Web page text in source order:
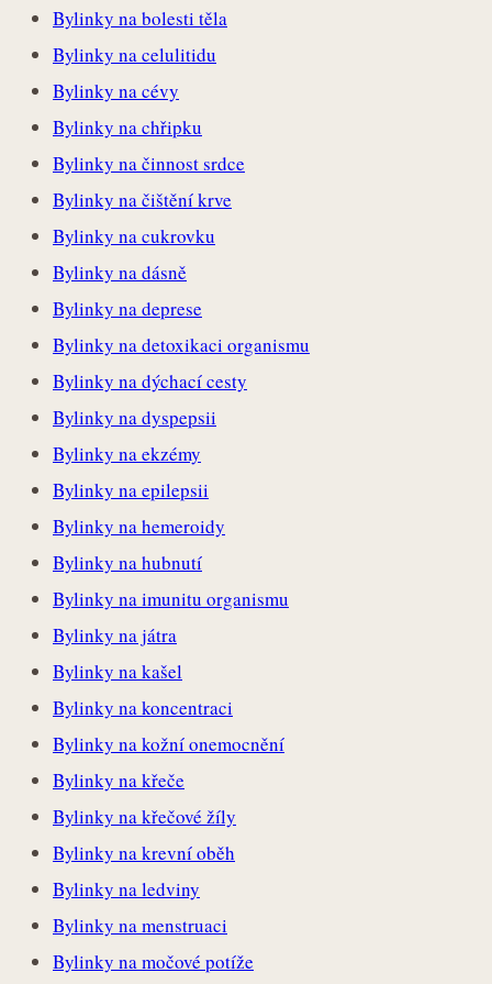
Bylinky na bolesti těla
Bylinky na celulitidu
Bylinky na cévy
Bylinky na chřipku
Bylinky na činnost srdce
Bylinky na čištění krve
Bylinky na cukrovku
Bylinky na dásně
Bylinky na deprese
Bylinky na detoxikaci organismu
Bylinky na dýchací cesty
Bylinky na dyspepsii
Bylinky na ekzémy
Bylinky na epilepsii
Bylinky na hemeroidy
Bylinky na hubnutí
Bylinky na imunitu organismu
Bylinky na játra
Bylinky na kašel
Bylinky na koncentraci
Bylinky na kožní onemocnění
Bylinky na křeče
Bylinky na křečové žíly
Bylinky na krevní oběh
Bylinky na ledviny
Bylinky na menstruaci
Bylinky na močové potíže